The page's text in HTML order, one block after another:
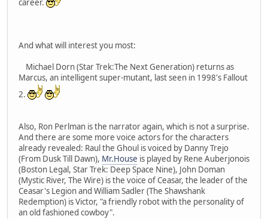
career.
And what will interest you most:
Michael Dorn (Star Trek:The Next Generation) returns as
Marcus, an intelligent super-mutant, last seen in 1998's Fallout
2.
Also, Ron Perlman is the narrator again, which is not a surprise.
And there are some more voice actors for the characters
already revealed: Raul the Ghoul is voiced by Danny Trejo
(From Dusk Till Dawn), Mr.House is played by Rene Auberjonois
(Boston Legal, Star Trek: Deep Space Nine), John Doman
(Mystic River, The Wire) is the voice of Ceasar, the leader of the
Ceasar's Legion and William Sadler (The Shawshank
Redemption) is Victor, "a friendly robot with the personality of
an old fashioned cowboy".